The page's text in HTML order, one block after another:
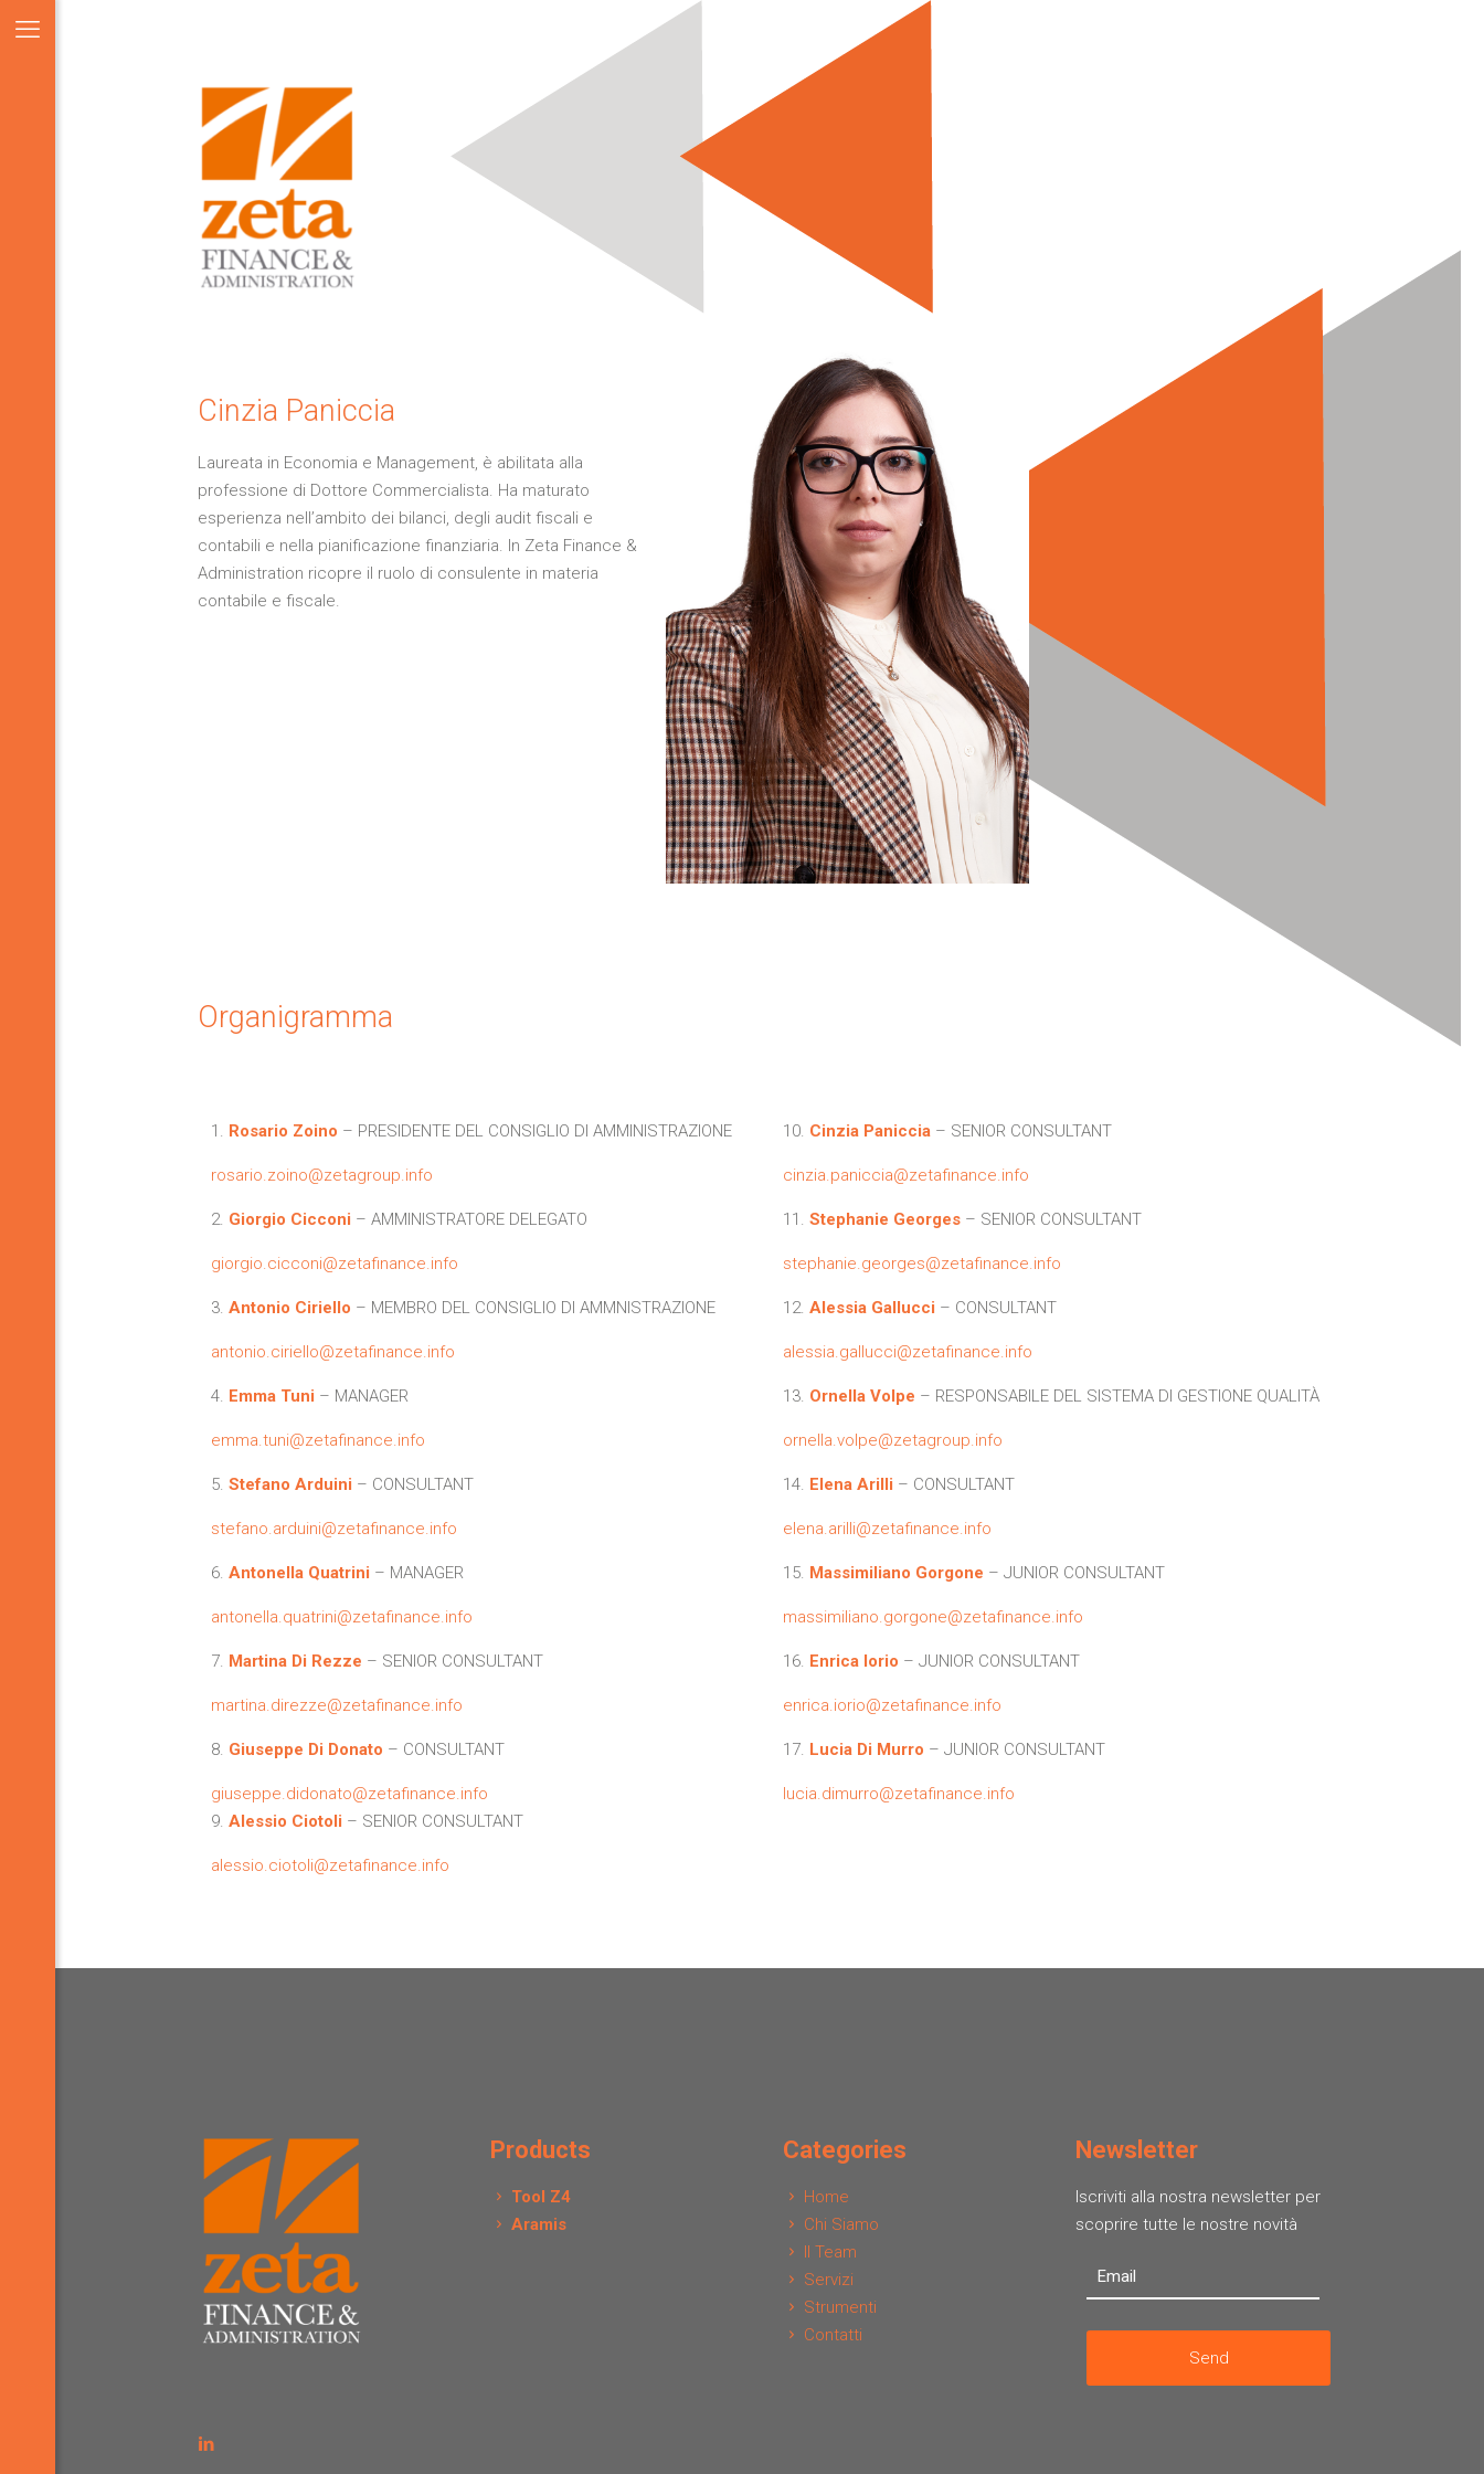
Cinzia Paniccia
Laureata in Economia e Management, è abilitata alla
professione di Dottore Commercialista. Ha maturato
esperienza nell’ambito dei bilanci, degli audit fiscali e
contabili e nella pianificazione finanziaria. In Zeta Finance &
Administration ricopre il ruolo di consulente in materia
contabile e fiscale.
Organigramma
1. Rosario Zoino – PRESIDENTE DEL CONSIGLIO DI AMMINISTRAZIONE
rosario.zoino@zetagroup.info
2. Giorgio Cicconi – AMMINISTRATORE DELEGATO
giorgio.cicconi@zetafinance.info
3. Antonio Ciriello – MEMBRO DEL CONSIGLIO DI AMMNISTRAZIONE
antonio.ciriello@zetafinance.info
4. Emma Tuni – MANAGER
emma.tuni@zetafinance.info
5. Stefano Arduini – CONSULTANT
stefano.arduini@zetafinance.info
6. Antonella Quatrini – MANAGER
antonella.quatrini@zetafinance.info
7. Martina Di Rezze – SENIOR CONSULTANT
martina.direzze@zetafinance.info
8. Giuseppe Di Donato – CONSULTANT
giuseppe.didonato@zetafinance.info
9. Alessio Ciotoli – SENIOR CONSULTANT
alessio.ciotoli@zetafinance.info
10. Cinzia Paniccia – SENIOR CONSULTANT
cinzia.paniccia@zetafinance.info
11. Stephanie Georges – SENIOR CONSULTANT
stephanie.georges@zetafinance.info
12. Alessia Gallucci – CONSULTANT
alessia.gallucci@zetafinance.info
13. Ornella Volpe – RESPONSABILE DEL SISTEMA DI GESTIONE QUALITÀ
ornella.volpe@zetagroup.info
14. Elena Arilli – CONSULTANT
elena.arilli@zetafinance.info
15. Massimiliano Gorgone – JUNIOR CONSULTANT
massimiliano.gorgone@zetafinance.info
16. Enrica Iorio – JUNIOR CONSULTANT
enrica.iorio@zetafinance.info
17. Lucia Di Murro – JUNIOR CONSULTANT
lucia.dimurro@zetafinance.info
Products
Tool Z4
Aramis
Categories
Home
Chi Siamo
Il Team
Servizi
Strumenti
Contatti
Newsletter
Iscriviti alla nostra newsletter per
scoprire tutte le nostre novità